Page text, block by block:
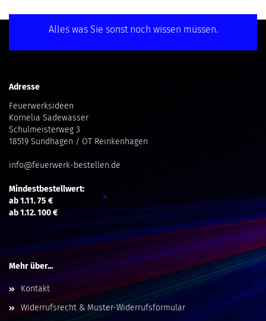
Alles was Sie sonst noch wissen müssen.
Adresse
Feuerwerksideen
Kornelia Sadewasser
Schulmeisterweg 3
18519 Sundhagen / OT Reinkenhagen
info@feuerwerk-bestellen.de
Mindestbestellwert:
ab 1.11. 75 €
ab 1.12. 100 €
Mehr über...
Kontakt
Widerrufsrecht & Muster-Widerrufsformular